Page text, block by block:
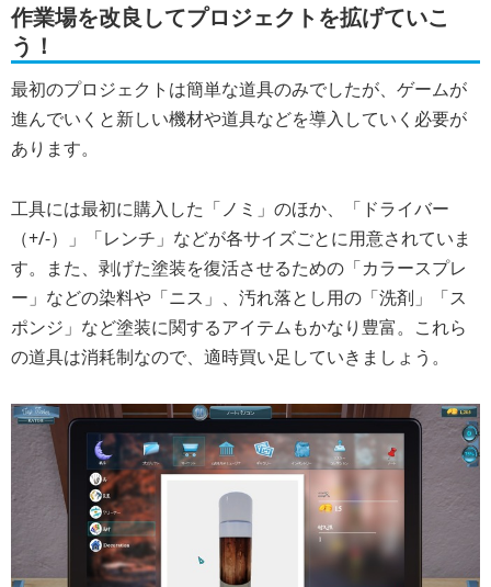
作業場を改良してプロジェクトを拡げていこ
う！
最初のプロジェクトは簡単な道具のみでしたが、ゲームが
進んでいくと新しい機材や道具などを導入していく必要が
あります。
工具には最初に購入した「ノミ」のほか、「ドライバー
（+/-）」「レンチ」などが各サイズごとに用意されていま
す。また、剥げた塗装を復活させるための「カラースプレ
ー」などの染料や「ニス」、汚れ落とし用の「洗剤」「ス
ポンジ」など塗装に関するアイテムもかなり豊富。これら
の道具は消耗制なので、適時買い足していきましょう。